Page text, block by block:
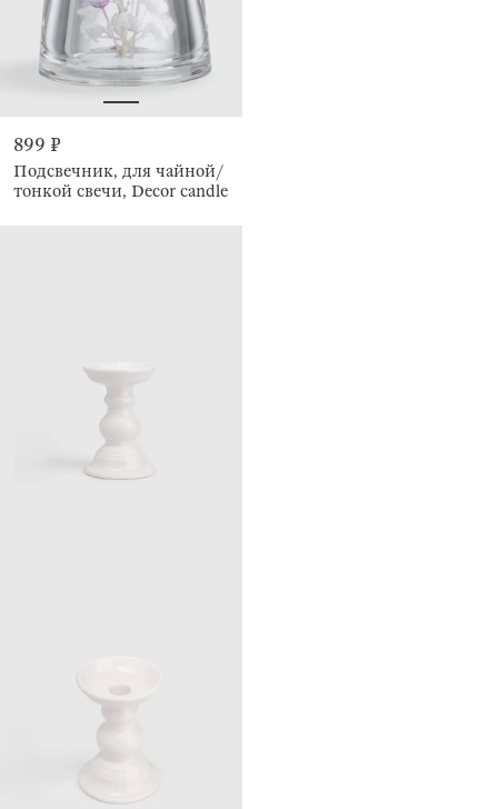
899 ₽
Подсвечник, для чайной/
тонкой свечи, Decor candle